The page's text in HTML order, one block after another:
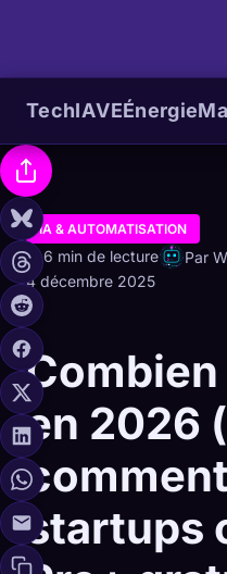
TechIAVEÉnergie
IA & AUTOMATISATION
6 min de lecture
Par
4 décembre 2025
en 2026
startups